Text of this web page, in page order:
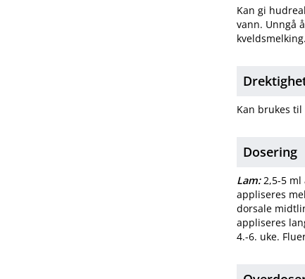
Kan gi
vann. Unngå
Kan brukes
Dosering
Lam:2,5-5 ml
appliseres
dorsale
appliseres
4.-6. uke.